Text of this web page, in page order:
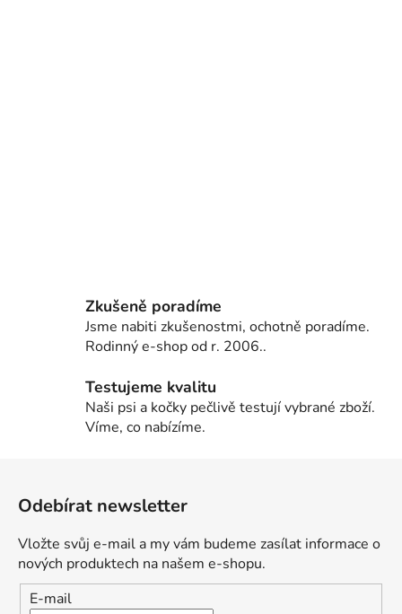
Zkušeně poradíme
Jsme nabiti zkušenostmi, ochotně poradíme.
Rodinný e-shop od r. 2006..
Testujeme kvalitu
Naši psi a kočky pečlivě testují vybrané zboží.
Víme, co nabízíme.
Odebírat newsletter
Vložte svůj e-mail a my vám budeme zasílat informace o
nových produktech na našem e-shopu.
E-mail